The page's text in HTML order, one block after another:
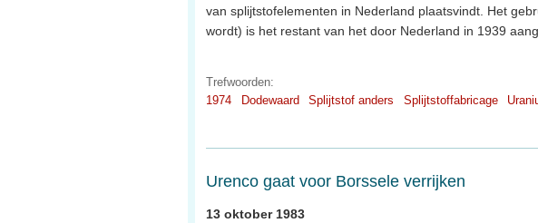
van splijtstofelementen in Nederland plaatsvindt. Het
wordt) is het restant van het door Nederland in 1939
Trefwoorden:
1974
Dodewaard Splijtstof anders Splijtstoffabricage
Urenco gaat voor Borssele verrijken
13 oktober 1983